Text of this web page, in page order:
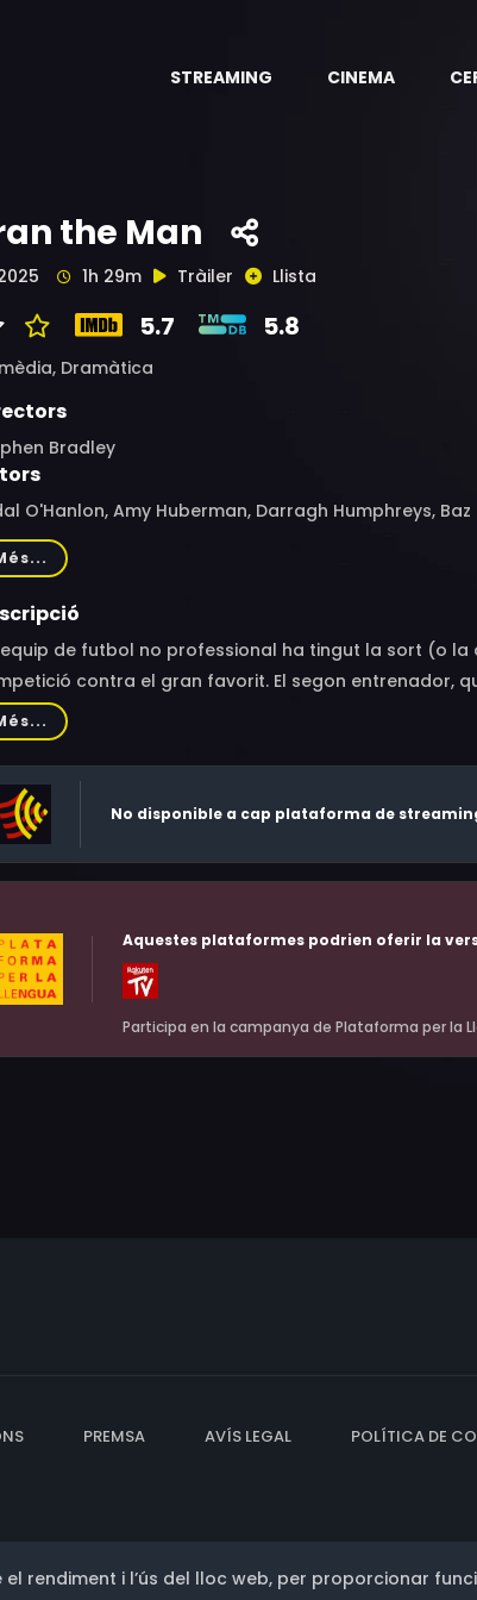
STREAMING CINEMA
the Man
1h 29m Tràiler Llista
5.7 5.8
Dramàtica
Bradley
O'Hanlon, Amy Huberman, Darragh Humphreys,
Tom Delahunty
equip de futbol no professional ha tingut la sort (o
contra el gran favorit. El segon entrenador,
del sorteig davant les càmeres, té ara dues
campió i no enredar-se gaire amb els
sobre apostes esportives i tripijocs en els
No disponible a cap plataforma de
Aquestes plataformes podrien oferir la
Participa en la campanya de Plataforma per la
PREMSA AVÍS LEGAL POLÍTICA DE
rendiment i l’ús del lloc web, per proporcionar